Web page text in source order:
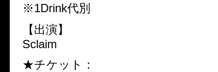
※1Drink代別
【出演】
Sclaim
★チケット：